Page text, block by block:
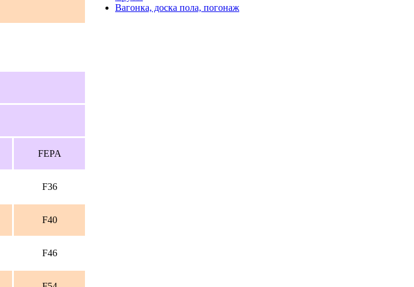
FEPA
F36
F40
F46
Вагонка, доска пола, погонаж